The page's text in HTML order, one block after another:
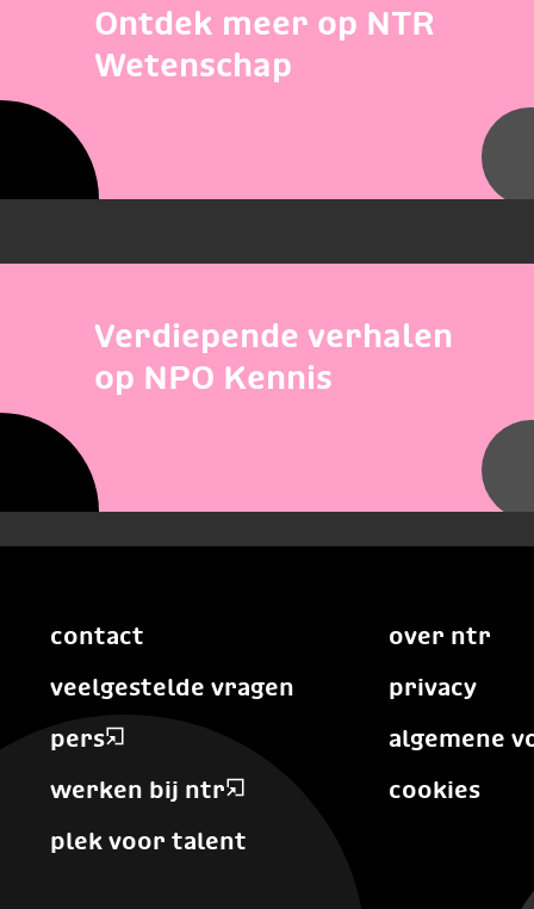
Ontdek meer op NTR
Wetenschap
Verdiepende verhalen
op NPO Kennis
contact
veelgestelde vragen
pers
werken bij ntr
plek voor talent
over ntr
privacy
algemene
cookies